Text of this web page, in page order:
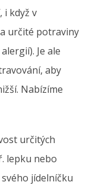
i když v
určité potraviny
Je ale
aby
Nabízíme
určitých
lepku nebo
jídelníčku